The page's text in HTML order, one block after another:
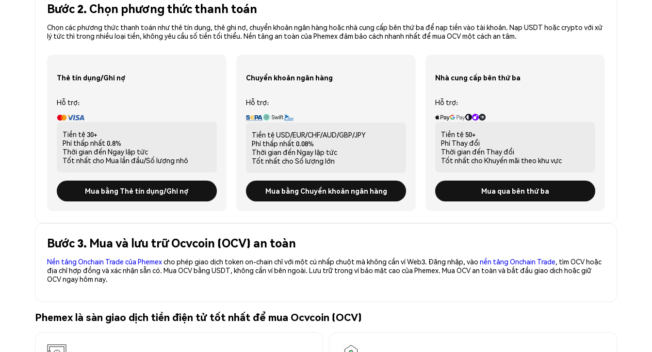
Bước 2. Chọn phương thức thanh toán
Chọn các phương thức thanh toán như thẻ tín dụng, thẻ ghi nợ, chuyển khoản ngân hàng hoặc nhà cung cấp bên thứ ba để nạp tiền vào tài khoản. Nạp USDT hoặc crypto với xử
lý tức thì trong nhiều loại tiền, không yêu cầu số tiền tối thiểu. Nền tảng an toàn của Phemex đảm bảo cách nhanh nhất để mua OCV một cách an tâm.
Thẻ tín dụng/Ghi nợ
Hỗ trợ:
Tiền tệ 30+
Phí thấp nhất 0.8%
Thời gian đến Ngay lập tức
Tốt nhất cho Mua lần đầu/Số lượng nhỏ
Mua bằng Thẻ tín dụng/Ghi nợ
Chuyển khoản ngân hàng
Hỗ trợ:
Tiền tệ USD/EUR/CHF/AUD/GBP/JPY
Phí thấp nhất 0.08%
Thời gian đến Ngay lập tức
Tốt nhất cho Số lượng lớn
Mua bằng Chuyển khoản ngân hàng
Nhà cung cấp bên thứ ba
Hỗ trợ:
Tiền tệ 50+
Phí Thay đổi
Thời gian đến Thay đổi
Tốt nhất cho Khuyến mãi theo khu vực
Mua qua bên thứ ba
Bước 3. Mua và lưu trữ Ocvcoin (OCV) an toàn
Nền tảng Onchain Trade của Phemexcho phép giao dịch token on-chain chỉ với một cú nhấp chuột mà không cần ví Web3. Đăng nhập, vào nền tảng Onchain Trade, tìm OCV hoặc
địa chỉ hợp đồng và xác nhận sẵn có. Mua OCV bằng USDT, không cần ví bên ngoài. Lưu trữ trong ví bảo mật cao của Phemex. Mua OCV an toàn và bắt đầu giao dịch hoặc giữ
OCV ngay hôm nay.
Phemex là sàn giao dịch tiền điện tử tốt nhất để mua Ocvcoin (OCV)